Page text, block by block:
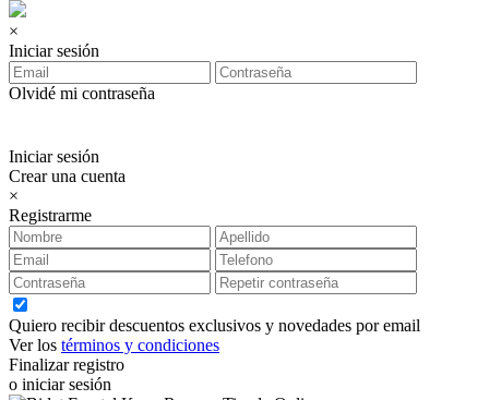
×
Iniciar sesión
Olvidé mi contraseña
Iniciar sesión
Crear una cuenta
×
Registrarme
Quiero recibir descuentos exclusivos y novedades por email
Ver los términos y condiciones
Finalizar registro
o iniciar sesión